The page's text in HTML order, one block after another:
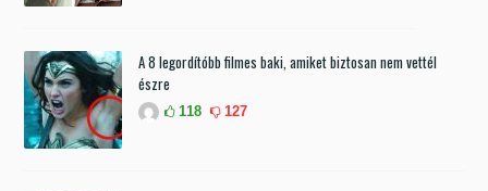
A 8 legordítóbb filmes baki, amiket biztosan nem vettél
észre
118 127